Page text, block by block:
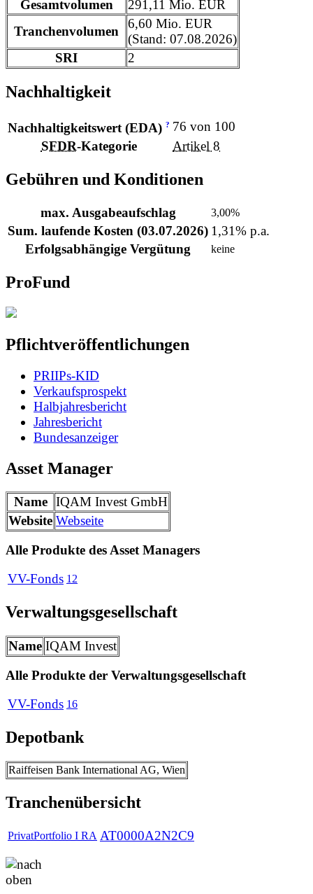
Gesamtvolumen
291,11 Mio. EUR
Tranchenvolumen
6,60 Mio. EUR
(Stand: 07.08.2026)
SRI
2
Nachhaltigkeit
Nachhaltigkeitswert (EDA) ? 76 von 100
SFDR-Kategorie Artikel 8
Gebühren und Konditionen
max. Ausgabeaufschlag 3,00%
Sum. laufende Kosten (03.07.2026) 1,31% p.a.
Erfolgsabhängige Vergütung
keine
ProFund
Pflichtveröffentlichungen
PRIIPs-KID
Verkaufsprospekt
Halbjahresbericht
Jahresbericht
Bundesanzeiger
Asset Manager
Name IQAM Invest GmbH
Website Webseite
Alle Produkte des Asset Managers
VV-Fonds 12
Verwaltungsgesellschaft
Name IQAM Invest
Alle Produkte der Verwaltungsgesellschaft
VV-Fonds 16
Depotbank
Raiffeisen Bank International AG, Wien
Tranchenübersicht
PrivatPortfolio I RA AT0000A2N2C9